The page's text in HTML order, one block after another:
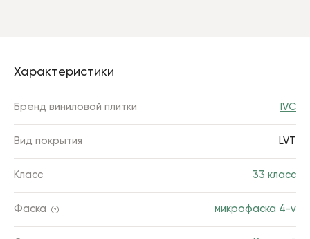
Характеристики
Бренд виниловой плитки IVC
Вид покрытия LVT
Класс 33 класс
Фаска микрофаска 4-v